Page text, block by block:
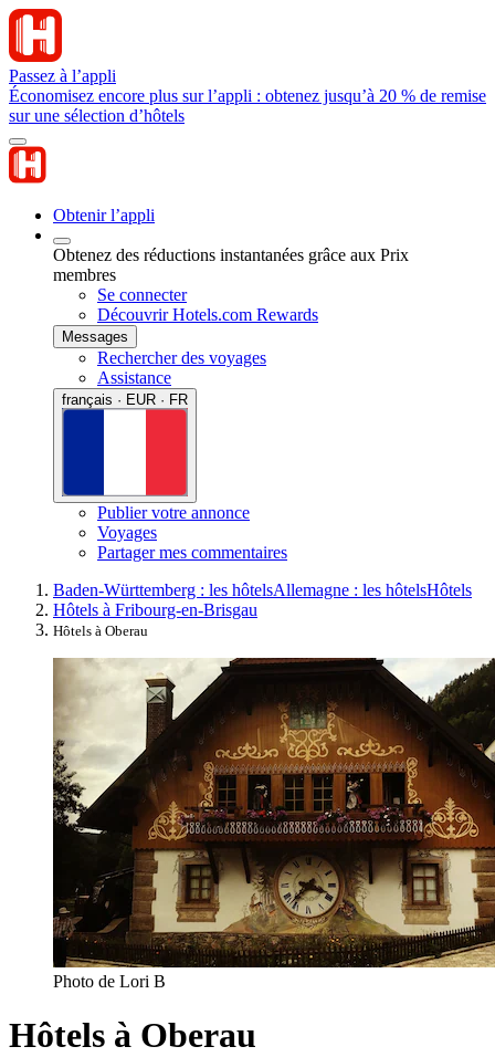
Passez à l’appli
Économisez encore plus sur l’appli : obtenez jusqu’à 20 % de remise
sur une sélection d’hôtels
Obtenir l’appli
Obtenez des réductions instantanées grâce aux Prix
membres
Se connecter
Découvrir Hotels.com Rewards
Messages
Rechercher des voyages
Assistance
français · EUR · FR
Publier votre annonce
Voyages
Partager mes commentaires
Baden-Württemberg : les hôtelsAllemagne : les hôtelsHôtels
Hôtels à Fribourg-en-Brisgau
Hôtels à Oberau
Photo de Lori B
Hôtels à Oberau